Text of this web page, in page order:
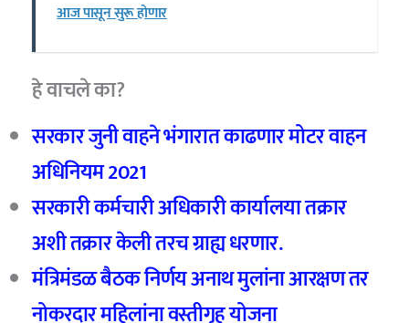
आज पासून सुरू होणार
हे वाचले का?
सरकार जुनी वाहने भंगारात काढणार मोटर वाहन
अधिनियम 2021
सरकारी कर्मचारी अधिकारी कार्यालया तक्रार
अशी तक्रार केली तरच ग्राह्य धरणार.
मंत्रिमंडळ बैठक निर्णय अनाथ मुलांना आरक्षण तर
नोकरदार महिलांना वस्तीगृह योजना